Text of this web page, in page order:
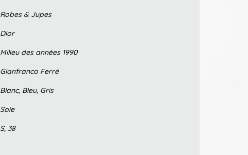
Robes & Jupes
Dior
Milieu des années 1990
Gianfranco Ferré
Blanc, Bleu, Gris
Soie
S, 38